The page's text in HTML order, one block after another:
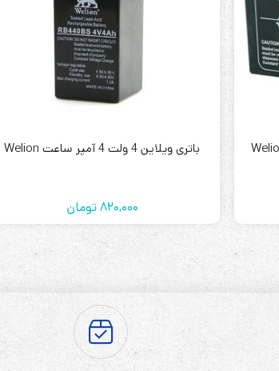
باتری ویلاین 4 ولت 4 آمپر ساعت Welion
820,000تومان